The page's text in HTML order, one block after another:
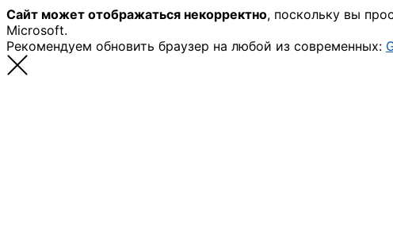
Сайт может отображаться некорректно, поскольку вы
Microsoft.
Рекомендуем обновить браузер на любой из современных: